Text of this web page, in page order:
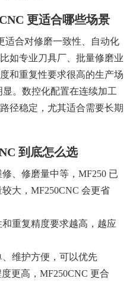
更适合哪些场景
适合对修磨一致性、自动化
如专业刀具厂、批量修磨业
和重复性要求很高的生产场
。数控化配置在连续加工
径稳定，尤其适合需要长期
到底怎么选
修、修磨量中等，MF250 已
大，MF250CNC 会更省
和重复精度要求越高，越应
、维护方便，可以优先
更高，MF250CNC 更合